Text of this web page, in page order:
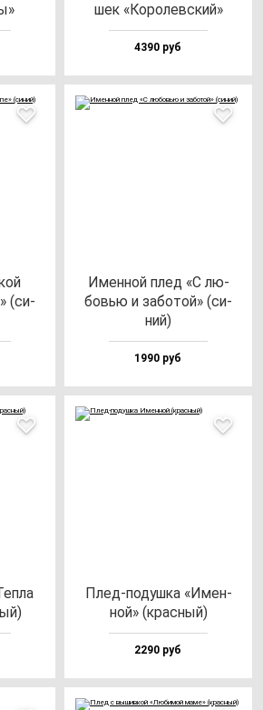
шек «Коро­лев­ский»
4390 руб
(си­
Имен­ной плед «С лю­
бовью и за­бо­той» (си­
ний)
1990 руб
Плед-по­душ­ка «Имен­
ной» (крас­ный)
2290 руб